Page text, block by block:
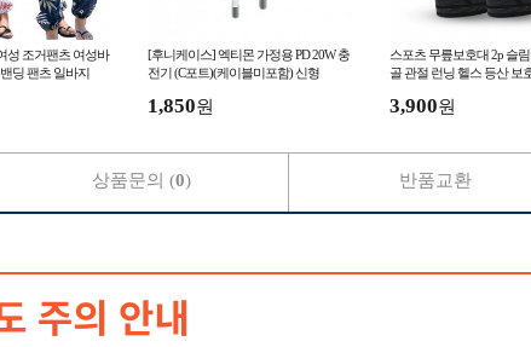
성 조거팬츠 여성바
딩 팬츠 일바지
[후니케이스] 엑티몬 가정용 PD 20W 충
전기 (C포트)(케이블미포함) 신형
1,850원
스포츠 무릎보호대 2p 슬
골 관절 런닝 헬스 등산 보
3,900원
상품문의 (0) 반품교환